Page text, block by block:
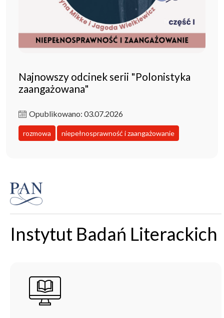
Najnowszy odcinek serii "Polonistyka
zaangażowana"
Opublikowano: 03.07.2026
rozmowa niepełnosprawność i zaangażowanie
Instytut Badań Literackich